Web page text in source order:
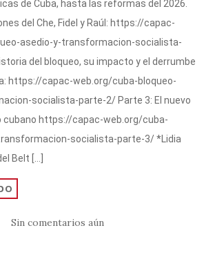
e
b
o
o
k
p
ar
ti
r
de Cuba, hasta las reformas del 2026.
del Che, Fidel y Raúl: https://capac-
asedio-y-transformacion-socialista-
del bloqueo, su impacto y el derrumbe
https://capac-web.org/cuba-bloqueo-
socialista-parte-2/ Parte 3: El nuevo
cubano https://capac-web.org/cuba-
socialista-parte-3/ *Lidia
Belt […]
Sin comentarios aún